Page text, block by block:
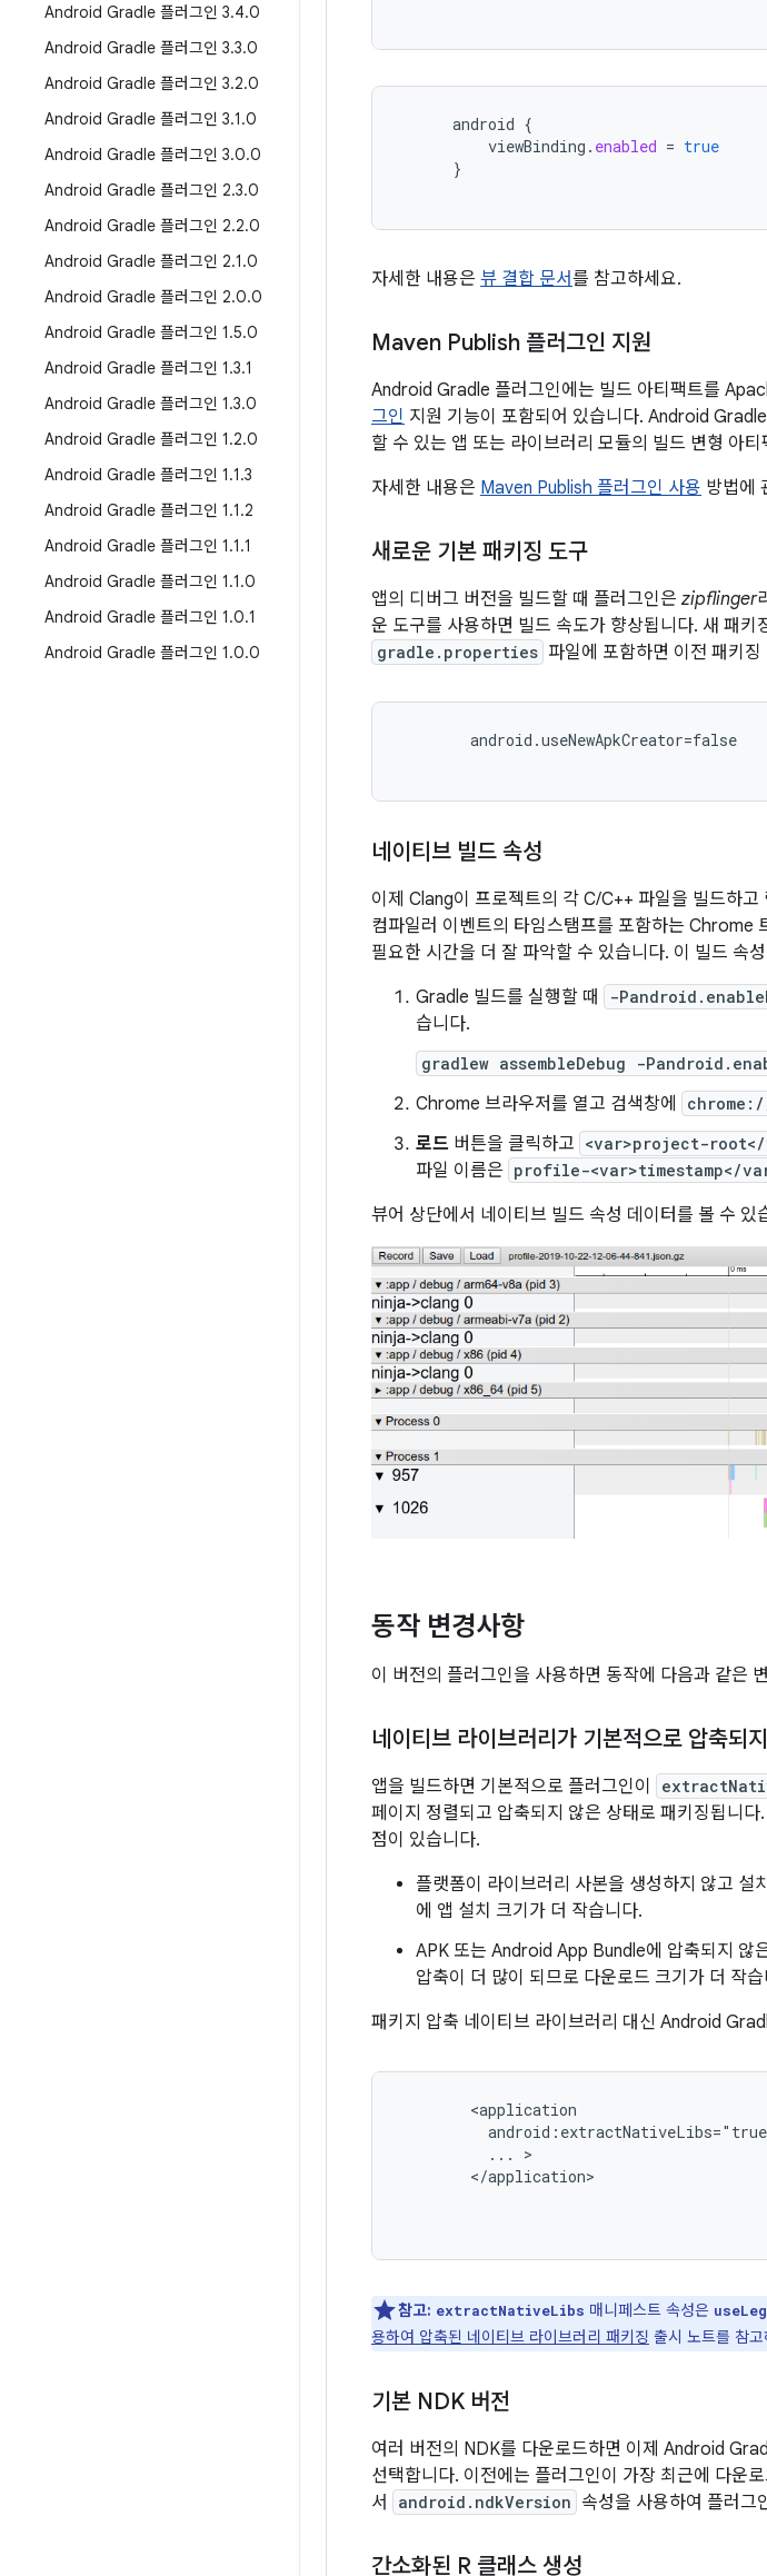
Android Gradle 플러그인 3.4.0
Android Gradle 플러그인 3.3.0
Android Gradle 플러그인 3.2.0
Android Gradle 플러그인 3.1.0
Android Gradle 플러그인 3.0.0
Android Gradle 플러그인 2.3.0
Android Gradle 플러그인 2.2.0
Android Gradle 플러그인 2.1.0
Android Gradle 플러그인 2.0.0
Android Gradle 플러그인 1.5.0
Android Gradle 플러그인 1.3.1
Android Gradle 플러그인 1.3.0
Android Gradle 플러그인 1.2.0
Android Gradle 플러그인 1.1.3
Android Gradle 플러그인 1.1.2
Android Gradle 플러그인 1.1.1
Android Gradle 플러그인 1.1.0
Android Gradle 플러그인 1.0.1
Android Gradle 플러그인 1.0.0
android {
viewBinding . enabled = true
}
자세한 내용은 뷰 결합 문서를 참고하세요.
Maven Publish 플러그인 지원
Android Gradle 플러그인에는 빌드 아티팩트를
그인 지원 기능이 포함되어 있습니다. Android
할 수 있는 앱 또는 라이브러리 모듈의 빌드 변형 아티
자세한 내용은 Maven Publish 플러그인 사용 방법에
새로운 기본 패키징 도구
앱의 디버그 버전을 빌드할 때 플러그인은 zipflinger
운 도구를 사용하면 빌드 속도가 향상됩니다. 새 패키
gradle.properties 파일에 포함하면 이전 패키
android.useNewApkCreator=false
네이티브 빌드 속성
이제 Clang이 프로젝트의 각 C/C++ 파일을 빌드하
컴파일러 이벤트의 타임스탬프를 포함하는 Chrome
필요한 시간을 더 잘 파악할 수 있습니다. 이 빌드 속
Gradle 빌드를 실행할 때
-
습니다.
gradlew assembleDebug -
Chrome 브라우저를 열고 검색창에
로드 버튼을 클릭하고 <var>project-
파일 이름은 profile-<var>timestamp</
뷰어 상단에서 네이티브 빌드 속성 데이터를 볼 수 있
동작 변경사항
이 버전의 플러그인을 사용하면 동작에 다음과 같은
네이티브 라이브러리가 기본적으로 압축되
앱을 빌드하면 기본적으로 플러그인이
페이지 정렬되고 압축되지 않은 상태로 패키징됩니
점이 있습니다.
플랫폼이 라이브러리 사본을 생성하지 않고 설
에 앱 설치 크기가 더 작습니다.
APK 또는 Android App Bundle에 압축되지 않
압축이 더 많이 되므로 다운로드 크기가 더 작
패키지 압축 네이티브 라이브러리 대신 Android
<application
          ... >
        </application>
참고: extractNativeLibs 매니페스트 속성은
용하여 압축된 네이티브 라이브러리 패키징 출시 노트를 참
기본 NDK 버전
여러 버전의 NDK를 다운로드하면 이제 Android
선택합니다. 이전에는 플러그인이 가장 최근에 다운
서
android.ndkVersion 속성을 사용하여 플러그
간소화된 R 클래스 생성